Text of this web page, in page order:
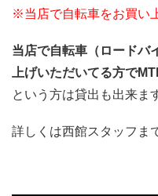
※当店で自転車をお買い
当店で自転車（ロードバ
上げいただいてる方で
という方は貸出も出来ま
詳しくは西館スタッフま